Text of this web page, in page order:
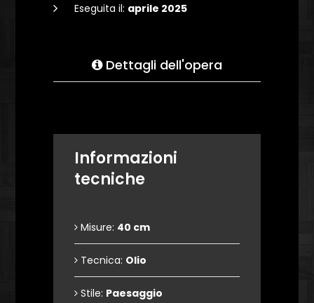
Eseguita il: aprile 2025
Dettagli dell'opera
Informazioni
tecniche
Misure: 40 cm
Tecnica: Olio
Stile: Paesaggio